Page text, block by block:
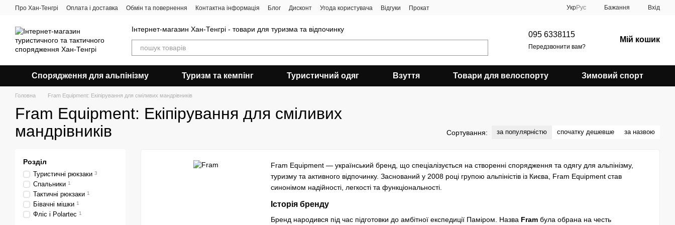
Перейти до основного контенту
Про Хан-Тенгрі Оплата і доставка Обмін та повернення Контактна інформація Блог Дисконт Угода користувача Відгуки Прокат УкрРус Бажання Вхід
Інтернет-магазин Хан-Тенгрі - товари для туризма та відпочинку
095 6338115
Передзвонити вам?
Мій кошик
Спорядження для альпінізму Туризм та кемпінг Туристичний одяг Взуття Товари для велоспорту Зимовий спорт
Головна Fram Equipment: Екіпірування для сміливих мандрівників
Fram Equipment: Екіпірування для сміливих
мандрівників
Сортування: за популярністю спочатку дешевше за назвою
Fram Equipment — український бренд, що спеціалізується на створенні спорядження та одягу для альпінізму,
туризму та активного відпочинку. Заснований у 2008 році групою альпіністів із Києва, Fram Equipment став
синонімом надійності, легкості та функціональності.
Історія бренду
Бренд народився під час підготовки до амбітної експедиції Паміром. Назва Fram була обрана на честь
Розділ
Туристичні рюкзаки 3
Спальники 1
Тактичні рюкзаки 1
Бівачні мішки 1
Фліс і Polartec 1